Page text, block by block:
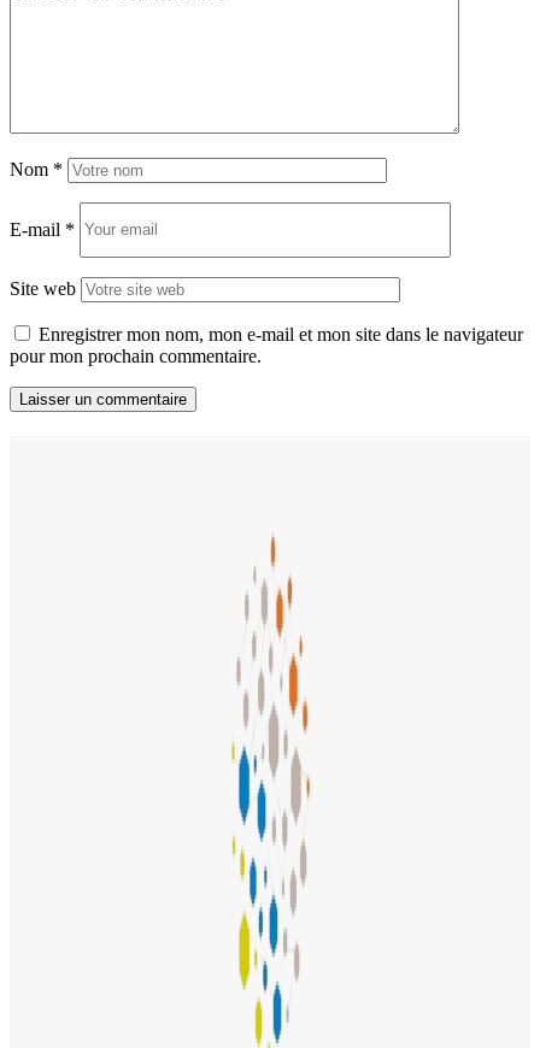
Nom *
E-mail *
Site web
Enregistrer mon nom, mon e-mail et mon site dans le navigateur
pour mon prochain commentaire.